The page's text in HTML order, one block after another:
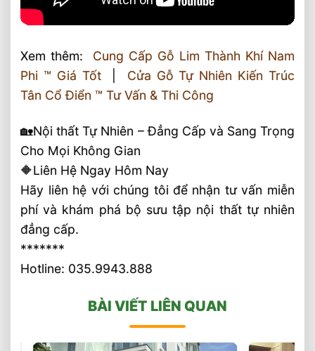
Xem thêm: Cung Cấp Gỗ Lim Thành Khí Nam
Phi ™ Giá Tốt| Cửa Gỗ Tự Nhiên Kiến Trúc
Tân Cổ Điển ™ Tư Vấn & Thi Công
🏡Nội thất Tự Nhiên – Đẳng Cấp và Sang Trọng
Cho Mọi Không Gian
🔶Liên Hệ Ngay Hôm Nay
Hãy liên hệ với chúng tôi để nhận tư vấn miễn
phí và khám phá bộ sưu tập nội thất tự nhiên
đẳng cấp.
*******
Hotline: 035.9943.888
BÀI VIẾT LIÊN QUAN